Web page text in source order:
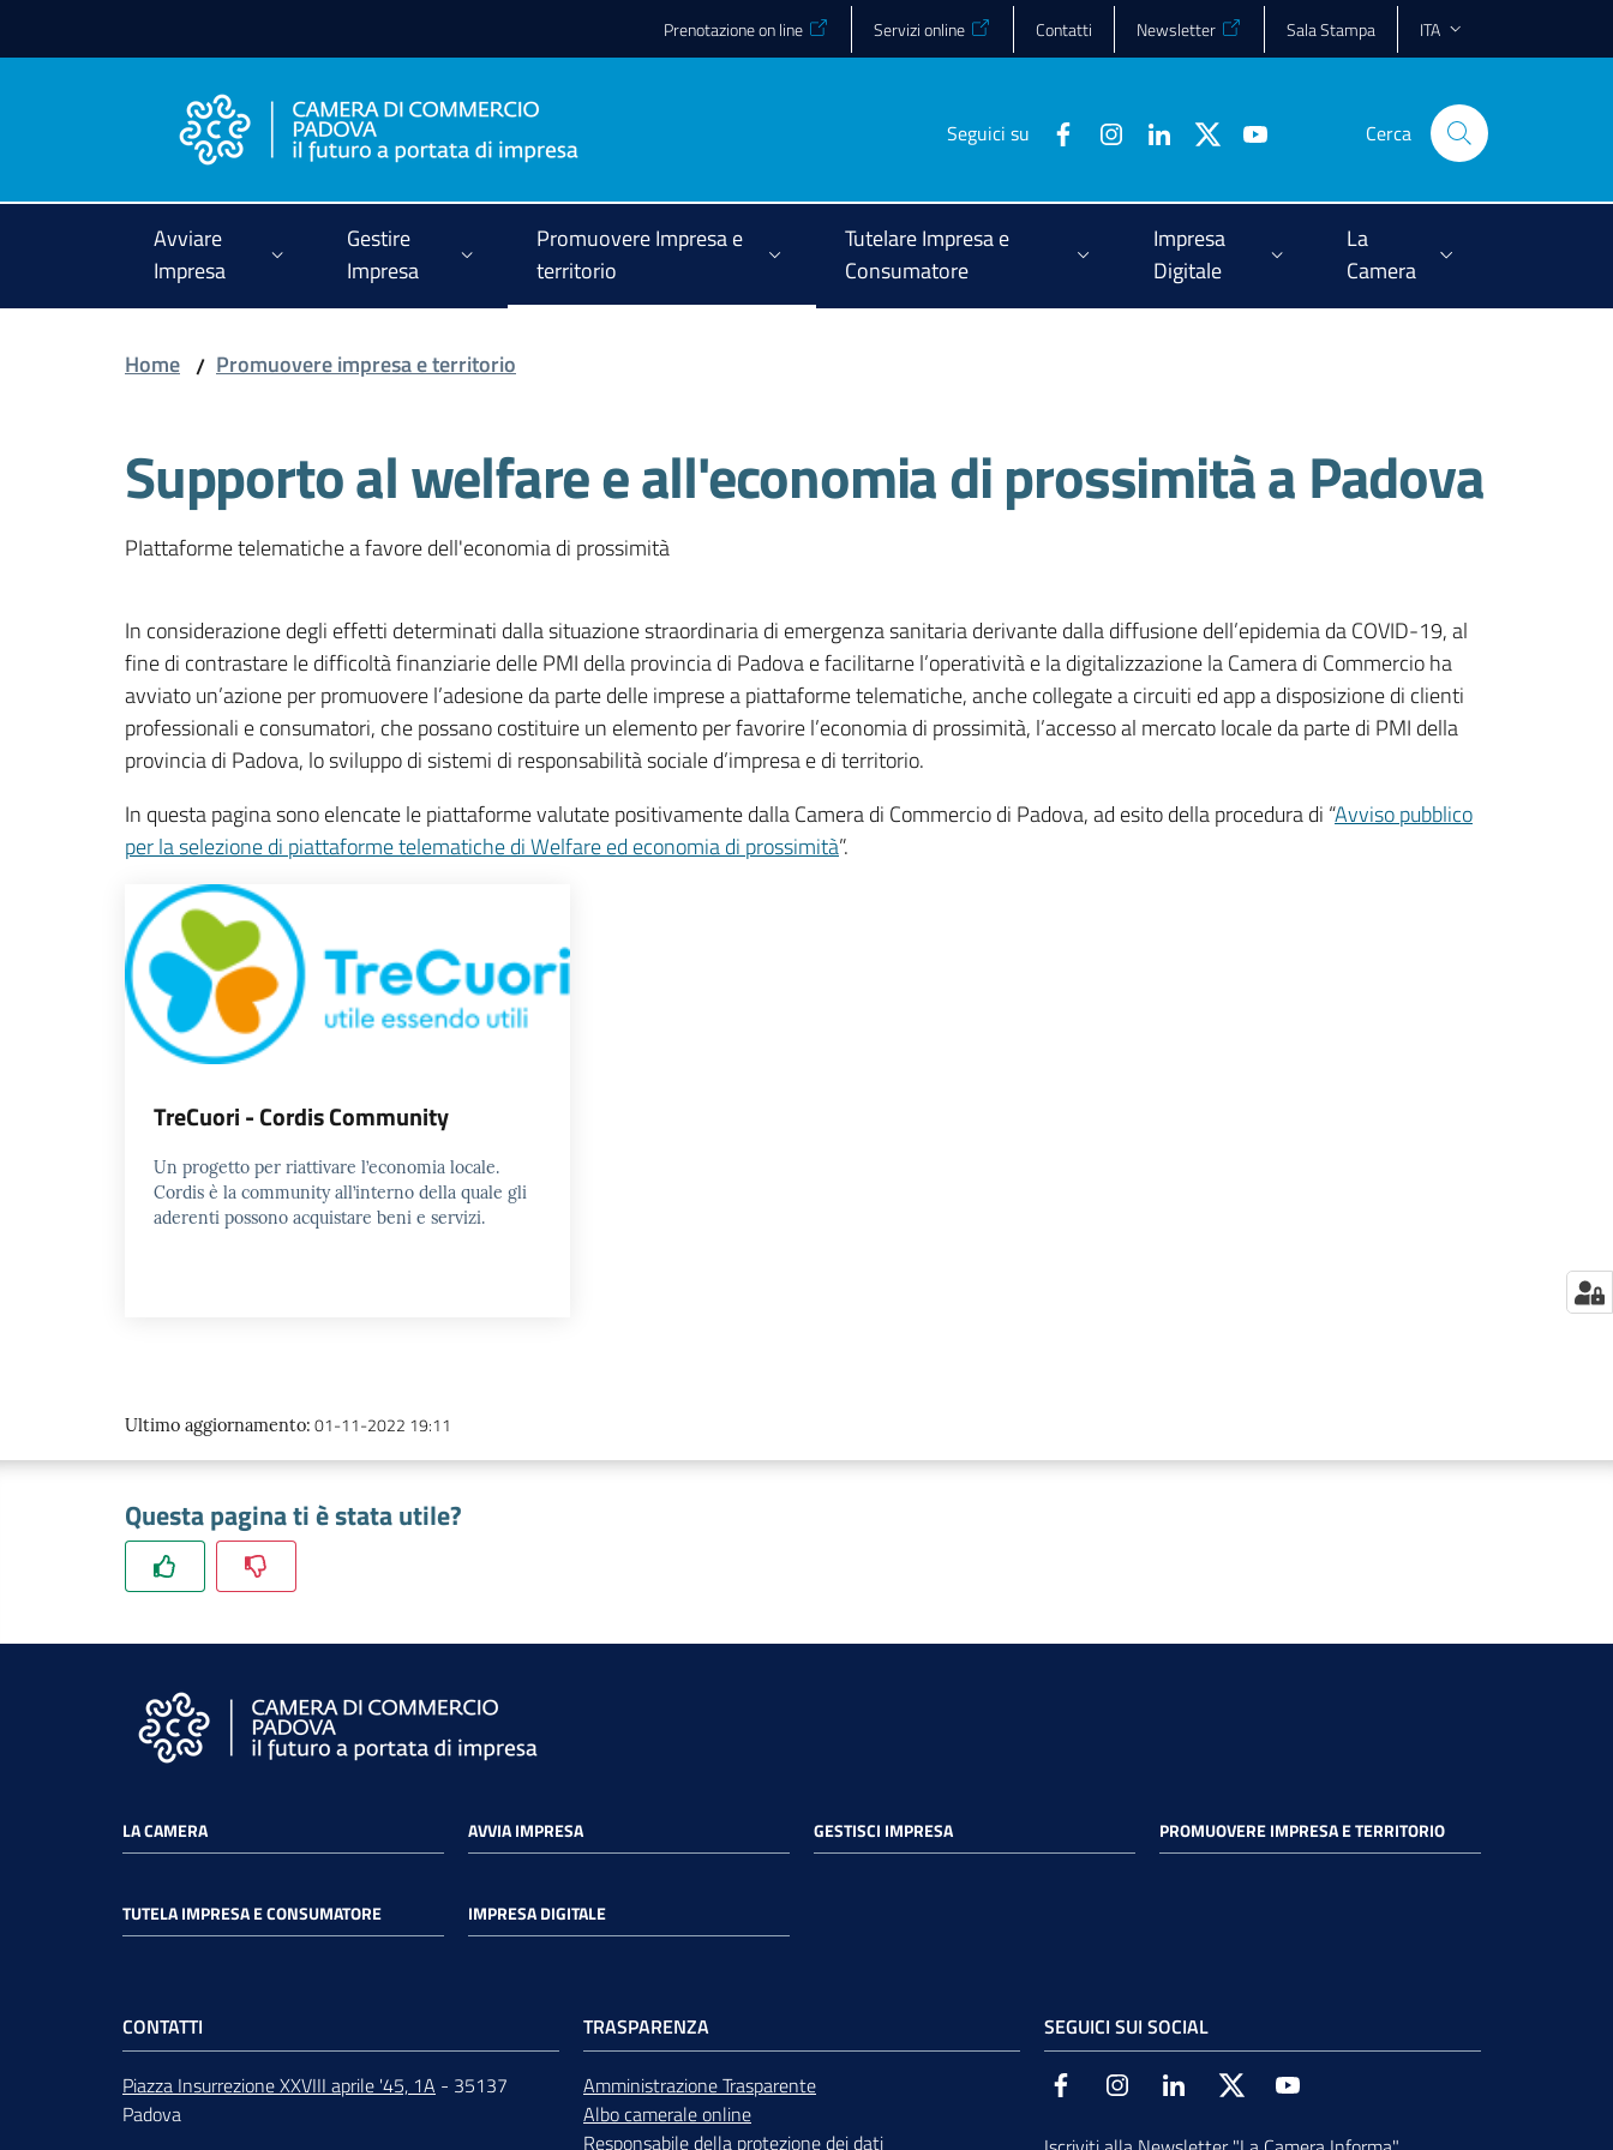
Prenotazione on line Servizi online Contatti Newsletter Sala Stampa ITA
Seguici su Cerca
Avviare
Impresa
Gestire
Impresa
Promuovere Impresa e
territorio
Tutelare Impresa e
Consumatore
Impresa
Digitale
La
Camera
Home / Promuovere impresa e territorio
Supporto al welfare e all'economia di prossimità a Padova
PIattaforme telematiche a favore dell'economia di prossimità
In considerazione degli effetti determinati dalla situazione straordinaria di emergenza sanitaria derivante dalla diffusione dell’epidemia da COVID-19, al
fine di contrastare le difficoltà finanziarie delle PMI della provincia di Padova e facilitarne l’operatività e la digitalizzazione la Camera di Commercio ha
avviato un’azione per promuovere l’adesione da parte delle imprese a piattaforme telematiche, anche collegate a circuiti ed app a disposizione di clienti
professionali e consumatori, che possano costituire un elemento per favorire l’economia di prossimità, l’accesso al mercato locale da parte di PMI della
provincia di Padova, lo sviluppo di sistemi di responsabilità sociale d’impresa e di territorio.
In questa pagina sono elencate le piattaforme valutate positivamente dalla Camera di Commercio di Padova, ad esito della procedura di “Avviso pubblico
per la selezione di piattaforme telematiche di Welfare ed economia di prossimità”.
TreCuori - Cordis Community
Un progetto per riattivare l’economia locale.
Cordis è la community all’interno della quale gli
aderenti possono acquistare beni e servizi.
Ultimo aggiornamento: 01-11-2022 19:11
Questa pagina ti è stata utile?
LA CAMERA AVVIA IMPRESA GESTISCI IMPRESA PROMUOVERE IMPRESA E TERRITORIO
TUTELA IMPRESA E CONSUMATORE IMPRESA DIGITALE
CONTATTI
Piazza Insurrezione XXVIII aprile '45, 1A - 35137
Padova
TRASPARENZA
Amministrazione Trasparente
Albo camerale online
Responsabile della protezione dei dati
SEGUICI SUI SOCIAL
Facebook InstagramLinkedin Twitter